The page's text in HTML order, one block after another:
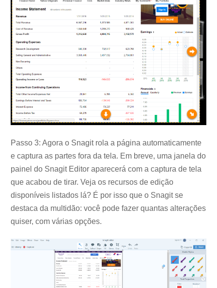
Passo 3: Agora o Snagit rola a página automaticamente
e captura as partes fora da tela. Em breve, uma janela do
painel do Snagit Editor aparecerá com a captura de tela
que acabou de tirar. Veja os recursos de edição
disponíveis listados lá? É por isso que o Snagit se
destaca da multidão: você pode fazer quantas alterações
quiser, com várias opções.